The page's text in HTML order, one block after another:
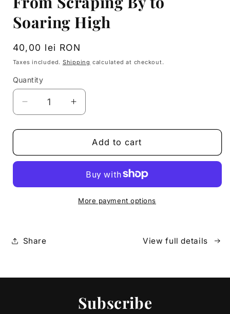
modal
Soaring High
Regular
price
40,00 lei RON
Taxes included. Shipping calculated at checkout.
Quantity
Decrease
quantity
for
Scraping
Soaring
Increase
quantity
for
From
Scraping
Soaring
High
Add to cart
More payment options
Share View full details
Subscribe